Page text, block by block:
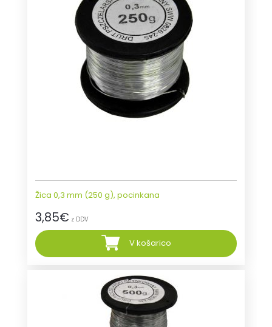
Žica 0,3 mm (250 g), pocinkana
3,85€ z DDV
V košarico